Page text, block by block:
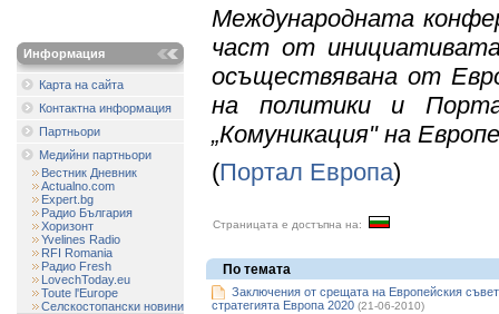
Информация
Карта на сайта
Контактна информация
Партньори
Медийни партньори
Вестник Дневник
Actualno.com
Expert.bg
Радио България
Хоризонт
Yvelines Radio
RFI Romania
Радио Fresh
LovechToday.eu
Toute l'Europe
Селскостопански новини
Международната
част от
осъществявана от
на политики и
„Комуникация" на
(Портал Европа)
Страницата е достъпна на:
По темата
Заключения от срещата на Европейския
стратегията Европа 2020 (21-06-2010)